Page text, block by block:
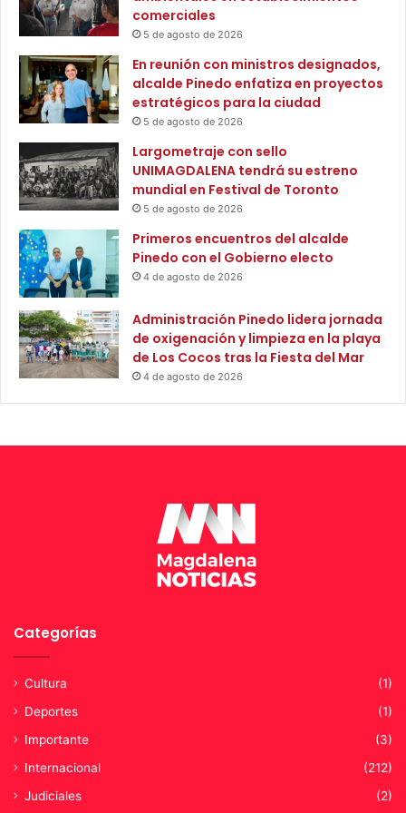
c
o
n
a
p
a
a
m
e
o
a
a
r
e
l
r
c
a
p
e
comerciales
5 de agosto de 2026
En reunión con ministros designados,
alcalde Pinedo enfatiza en proyectos
estratégicos para la ciudad
5 de agosto de 2026
Largometraje con sello
UNIMAGDALENA tendrá su estreno
mundial en Festival de Toronto
5 de agosto de 2026
Primeros encuentros del alcalde
Pinedo con el Gobierno electo
4 de agosto de 2026
Administración Pinedo lidera jornada
de oxigenación y limpieza en la playa
de Los Cocos tras la Fiesta del Mar
4 de agosto de 2026
Categorías
Cultura
(1)
Deportes
(1)
Importante
(3)
Internacional
(212)
Judiciales
(2)